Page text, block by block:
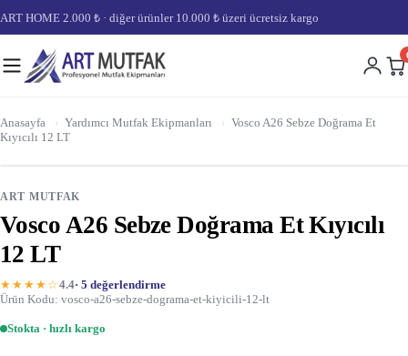
ART HOME 2.000 ₺ · diğer ürünler 10.000 ₺ üzeri ücretsiz kargo
Anasayfa › Yardımcı Mutfak Ekipmanları › Vosco A26 Sebze Doğrama Et
Kıyıcılı 12 LT
ART MUTFAK
Vosco A26 Sebze Doğrama Et Kıyıcılı
12 LT
★★★★☆4.4· 5 değerlendirme
Ürün Kodu: vosco-a26-sebze-dograma-et-kiyicili-12-lt
Stokta · hızlı kargo